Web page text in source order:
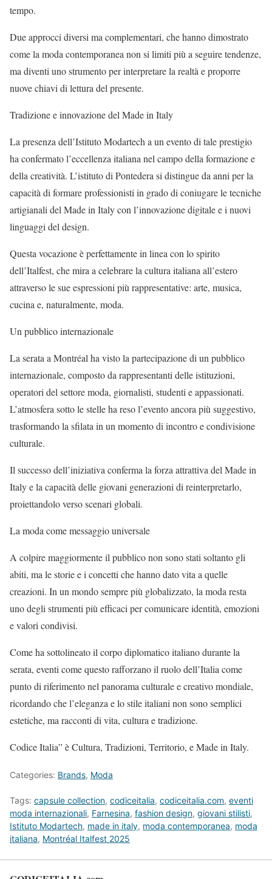
tempo.
Due approcci diversi ma complementari, che hanno dimostrato
come la moda contemporanea non si limiti più a seguire tendenze,
ma diventi uno strumento per interpretare la realtà e proporre
nuove chiavi di lettura del presente.
Tradizione e innovazione del Made in Italy
La presenza dell’Istituto Modartech a un evento di tale prestigio
ha confermato l’eccellenza italiana nel campo della formazione e
della creatività. L’istituto di Pontedera si distingue da anni per la
capacità di formare professionisti in grado di coniugare le tecniche
artigianali del Made in Italy con l’innovazione digitale e i nuovi
linguaggi del design.
Questa vocazione è perfettamente in linea con lo spirito
dell’Italfest, che mira a celebrare la cultura italiana all’estero
attraverso le sue espressioni più rappresentative: arte, musica,
cucina e, naturalmente, moda.
Un pubblico internazionale
La serata a Montréal ha visto la partecipazione di un pubblico
internazionale, composto da rappresentanti delle istituzioni,
operatori del settore moda, giornalisti, studenti e appassionati.
L’atmosfera sotto le stelle ha reso l’evento ancora più suggestivo,
trasformando la sfilata in un momento di incontro e condivisione
culturale.
Il successo dell’iniziativa conferma la forza attrattiva del Made in
Italy e la capacità delle giovani generazioni di reinterpretarlo,
proiettandolo verso scenari globali.
La moda come messaggio universale
A colpire maggiormente il pubblico non sono stati soltanto gli
abiti, ma le storie e i concetti che hanno dato vita a quelle
creazioni. In un mondo sempre più globalizzato, la moda resta
uno degli strumenti più efficaci per comunicare identità, emozioni
e valori condivisi.
Come ha sottolineato il corpo diplomatico italiano durante la
serata, eventi come questo rafforzano il ruolo dell’Italia come
punto di riferimento nel panorama culturale e creativo mondiale,
ricordando che l’eleganza e lo stile italiani non sono semplici
estetiche, ma racconti di vita, cultura e tradizione.
Codice Italia” è Cultura, Tradizioni, Territorio, e Made in Italy.
Categories: Brands, Moda
Tags: capsule collection, codiceitalia, codiceitalia.com, eventi
moda internazionali, Farnesina, fashion design, giovani stilisti,
Istituto Modartech, made in italy, moda contemporanea, moda
italiana, Montréal Italfest 2025